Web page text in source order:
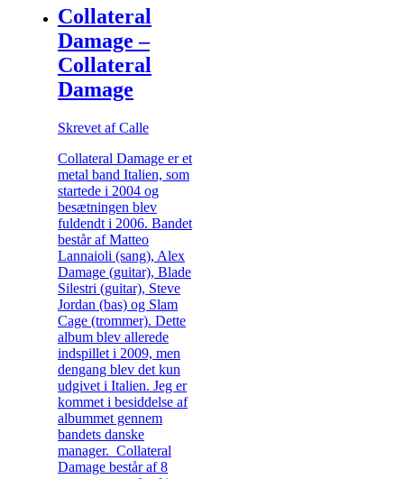
Collateral
Damage –
Collateral
Damage
Skrevet af Calle
Collateral Damage er et
metal band Italien, som
startede i 2004 og
besætningen blev
fuldendt i 2006. Bandet
består af Matteo
Lannaioli (sang), Alex
Damage (guitar), Blade
Silestri (guitar), Steve
Jordan (bas) og Slam
Cage (trommer). Dette
album blev allerede
indspillet i 2009, men
dengang blev det kun
udgivet i Italien. Jeg er
kommet i besiddelse af
albummet gennem
bandets danske
manager. Collateral
Damage består af 8